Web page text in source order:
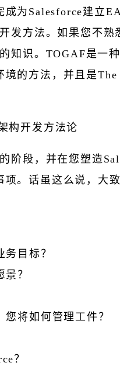
成为Salesforce建立
发方法。如果您不熟
知识。TOGAF是一
的方法，并且是The
构开发方法论
阶段，并在您塑造
项。话虽这么说，大
目标？
？
将如何管理工件？
？